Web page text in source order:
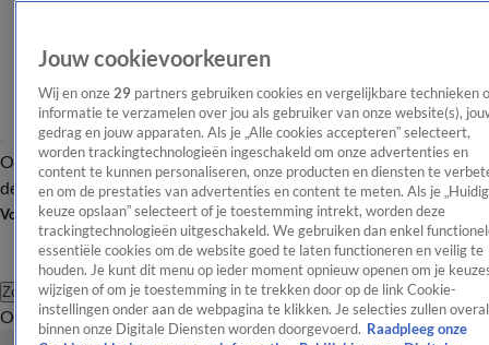
OverzichtAfleveringen Entertainment TV Algemeen
Tip
de redactieNieuwsbrief
Volg Shownieuws
Zoeken
OverzichtEntertainmentSpraakmakendRealityCrimeVideo's
Jouw cookievoorkeuren
Wij en onze 29 partners gebruiken cookies en vergelijkbare technieken
informatie te verzamelen over jou als gebruiker van onze website(s),
gedrag en jouw apparaten. Als je „Alle cookies accepteren” selecteert,
worden trackingtechnologieën ingeschakeld om onze advertenties en
content te kunnen personaliseren, onze producten en diensten te
en om de prestaties van advertenties en content te meten. Als je
keuze opslaan” selecteert of je toestemming intrekt, worden deze
trackingtechnologieën uitgeschakeld. We gebruiken dan enkel
essentiële cookies om de website goed te laten functioneren en veilig te
houden. Je kunt dit menu op ieder moment opnieuw openen om je
wijzigen of om je toestemming in te trekken door op de link Cookie-
instellingen onder aan de webpagina te klikken. Je selecties zullen overal
binnen onze Digitale Diensten worden doorgevoerd. Raadpleeg onze